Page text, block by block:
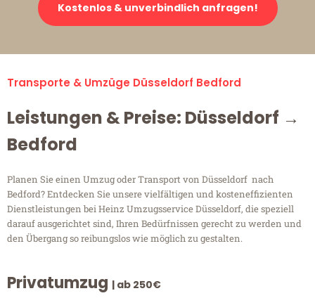
Kostenlos & unverbindlich anfragen!
Transporte & Umzüge Düsseldorf Bedford
Leistungen & Preise: Düsseldorf →
Bedford
Planen Sie einen Umzug oder Transport von Düsseldorf nach
Bedford? Entdecken Sie unsere vielfältigen und kosteneffizienten
Dienstleistungen bei Heinz Umzugsservice Düsseldorf, die speziell
darauf ausgerichtet sind, Ihren Bedürfnissen gerecht zu werden und
den Übergang so reibungslos wie möglich zu gestalten.
Privatumzug | ab 250€